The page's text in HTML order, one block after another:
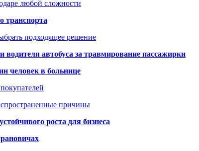
любой сложности
транспорта
подходящее решение
автобуса за травмирование пассажирки
человек в больнице
причины
роста для бизнеса